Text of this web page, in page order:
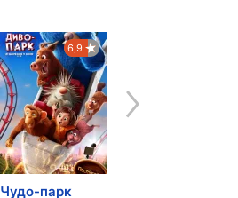
6,9
Чудо-парк